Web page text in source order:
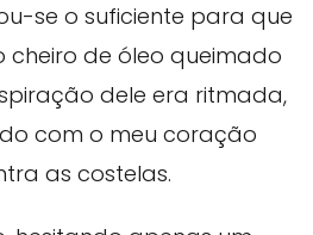
se o suficiente para que
cheiro de óleo queimado
dele era ritmada,
com o meu coração
as costelas.